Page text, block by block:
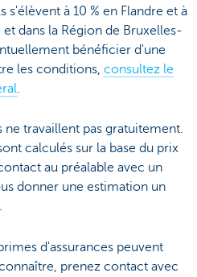
s'élèvent à 10 % en Flandre et à
dans la Région de Bruxelles-
bénéficier d'une
les conditions, consultez le
.
travaillent pas gratuitement.
calculés sur la base du prix
au préalable avec un
donner une estimation un
d'assurances peuvent
prenez contact avec